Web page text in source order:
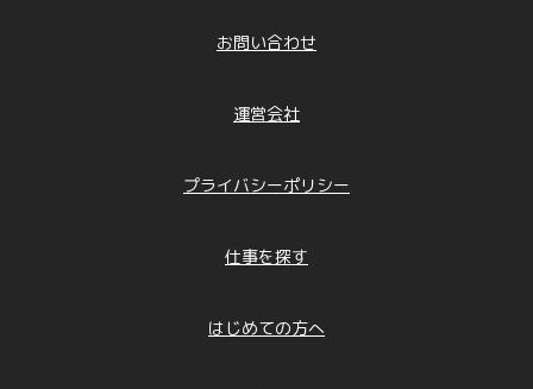
お問い合わせ
運営会社
プライバシーポリシー
仕事を探す
はじめての方へ